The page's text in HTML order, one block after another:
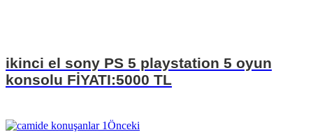
ikinci el sony PS 5 playstation 5 oyun
konsolu FİYATI:5000 TL
Önceki